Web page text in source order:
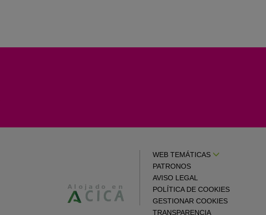
WEB TEMÁTICAS
PATRONOS
AVISO LEGAL
POLÍTICA DE COOKIES
GESTIONAR COOKIES
TRANSPARENCIA